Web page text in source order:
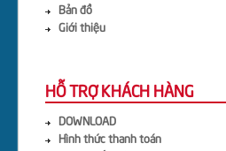
Bản đồ
Giới thiệu
HỖ TRỢ KHÁCH HÀNG
DOWNLOAD
Hình thức thanh toán